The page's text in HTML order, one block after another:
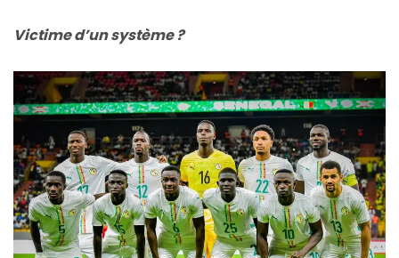
Victime d’un système ?